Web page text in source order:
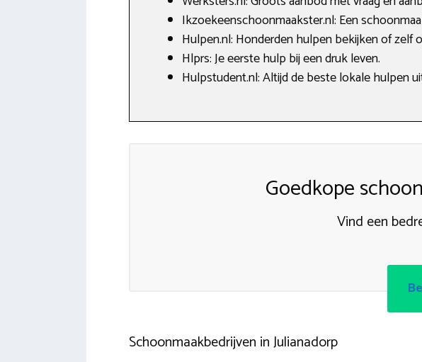
Ikzoekeenschoonmaakster.nl: Een
Hulpen.nl: Honderden hulpen bekijken of zelf
Hlprs: Je eerste hulp bij een druk leven.
Hulpstudent.nl: Altijd de beste lokale hulpen
Goedkope
Vind een
Schoonmaakbedrijven in Julianadorp